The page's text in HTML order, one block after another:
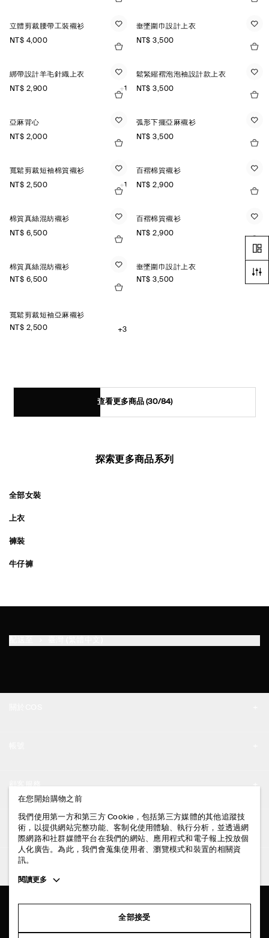
立體剪裁腰帶工裝襯衫
NT$ 4,000
垂墜圍巾設計上衣
NT$ 3,500
綁帶設計羊毛針織上衣
NT$ 2,900
+1
鬆緊縮褶泡泡袖設計款上衣
NT$ 3,500
亞麻背心
NT$ 2,000
弧形下擺亞麻襯衫
NT$ 3,500
寬鬆剪裁短袖棉質襯衫
NT$ 2,500
+1
百褶棉質襯衫
NT$ 2,900
棉質真絲混紡襯衫
NT$ 6,500
百褶棉質襯衫
NT$ 2,900
棉質真絲混紡襯衫
NT$ 6,500
垂墜圍巾設計上衣
NT$ 3,500
寬鬆剪裁短袖亞麻襯衫
NT$ 2,500
+3
查看更多商品 (30/84)
探索更多商品系列
全部女裝
上衣
褲裝
牛仔褲
門市資訊
登入 / 註冊
聯絡我們
配送說明
付款說明
退貨及退款說明
常見問題
法律資訊
隱私權政策
條款與細則
追蹤COS
在您開始購物之前
我們使用第一方和第三方 Cookie，包括第三方媒體的其他追蹤技
術，以提供網站完整功能、客制化使用體驗、執行分析，並透過網
際網路和社群媒體平台在我們的網站、應用程式和電子報上投放個
人化廣告。為此，我們會蒐集使用者、瀏覽模式和裝置的相關資
訊。
Toggle
閱讀更多
全部接受